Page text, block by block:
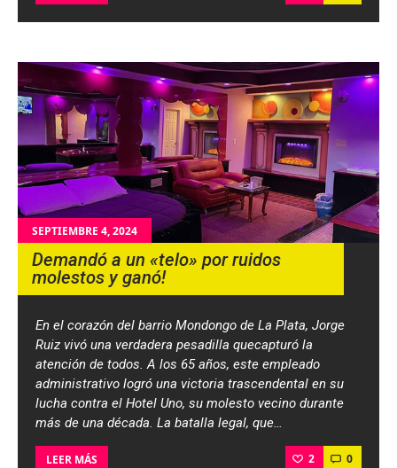
SEPTIEMBRE 4, 2024
Demandó a un «telo» por ruidos
molestos y ganó!
En el corazón del barrio Mondongo de La Plata, Jorge
Ruiz vivó una verdadera pesadilla quecapturó la
atención de todos. A los 65 años, este empleado
administrativo logró una victoria trascendental en su
lucha contra el Hotel Uno, su molesto vecino durante
más de una década. La batalla legal, que…
LEER MÁS 2 0